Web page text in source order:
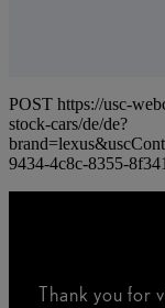
POST https://usc-
stock-cars/de/de?
9434-4c8c-8355-
Thank you for